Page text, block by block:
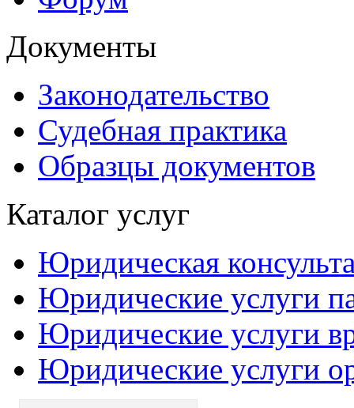
Документы
Законодательство
Судебная практика
Образцы документов
Каталог услуг
Юридическая
Юридические услуги
Юридические услуги
Юридические услуги